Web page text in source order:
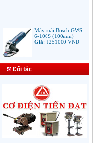
Máy mài Bosch GWS
6-100S (100mm)
Giá:1251000VND
9553B (100mm)
Giá:1285000
Máy mài 180mm
Bosch GWS 2200-180
(2000W)
Giá:3438000 VND
Đối tác